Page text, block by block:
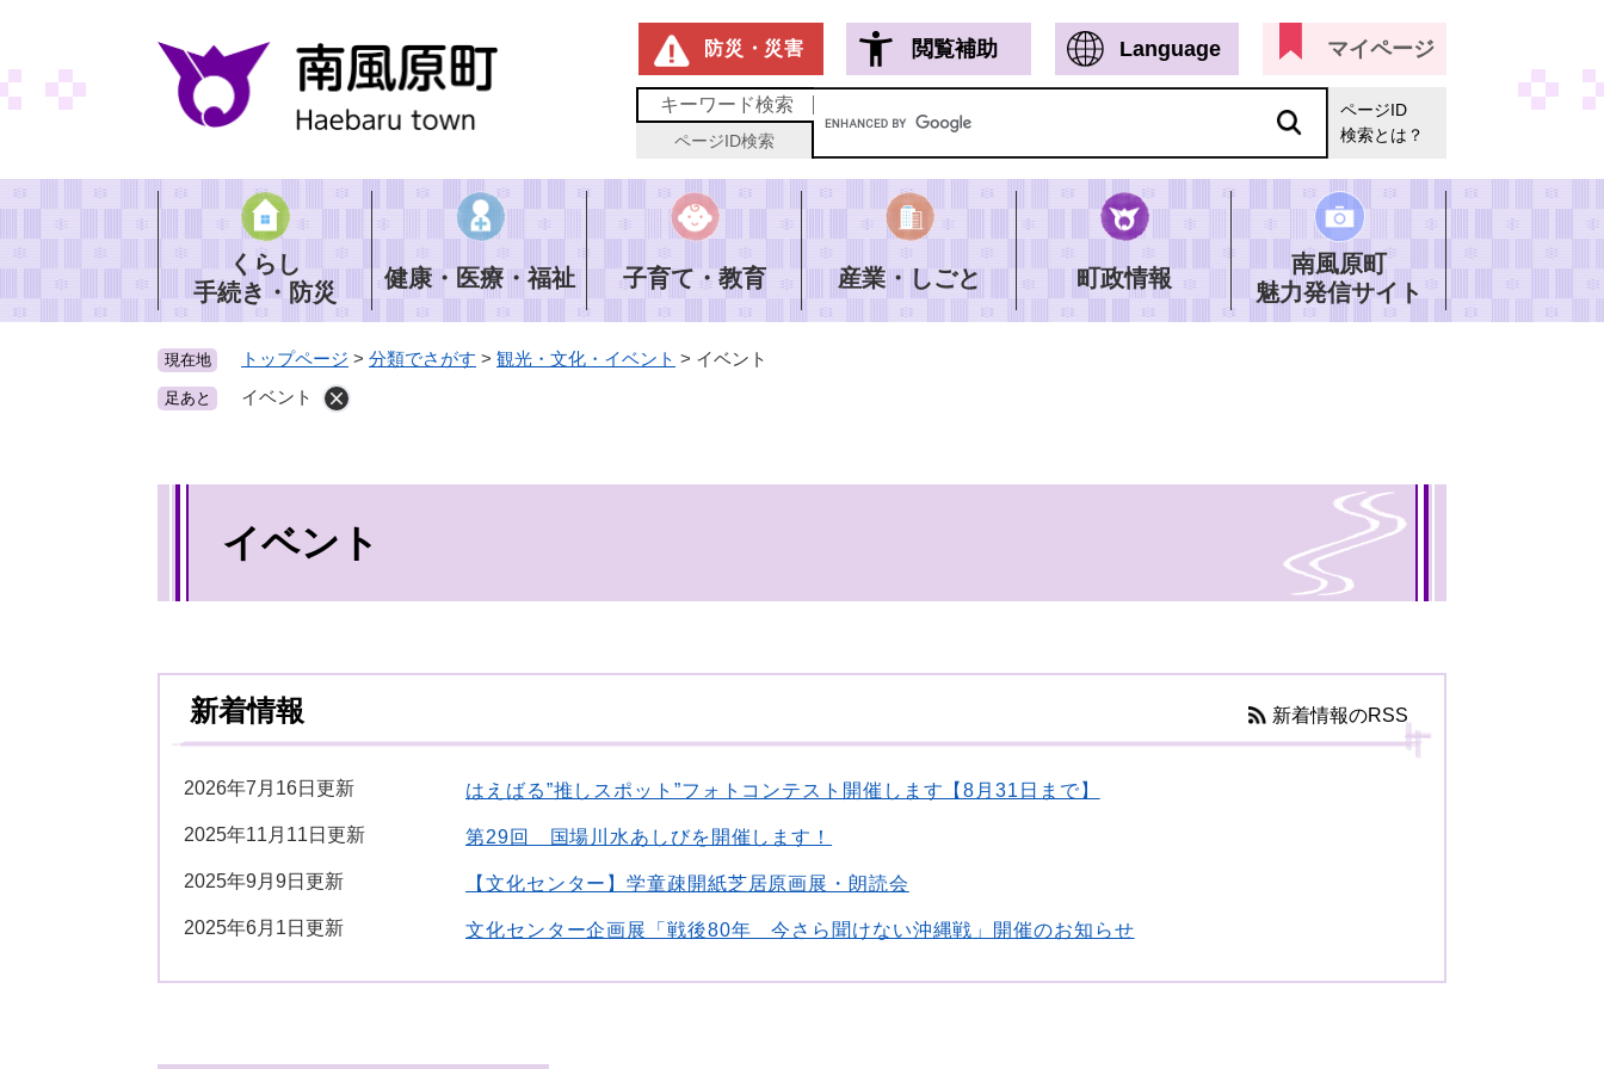
ジ
の
で
す
。
防災・災害 閲覧補助 Language マイページ
キーワード検索
ページID検索
ページID
検索とは？
くらし
手続き・防災
健康・医療・福祉 子育て・教育 産業・しごと 町政情報
南風原町
魅力発信サイト
現在地 トップページ > 分類でさがす > 観光・文化・イベント > イベント
足あと イベント
イベント
新着情報
2026年7月16日更新 はえばる”推しスポット”フォトコンテスト開催します【8月31日まで】
2025年11月11日更新 第29回 国場川水あしびを開催します！
2025年9月9日更新 【文化センター】学童疎開紙芝居原画展・朗読会
2025年6月1日更新 文化センター企画展「戦後80年 今さら聞けない沖縄戦」開催のお知らせ
新着情報のRSS